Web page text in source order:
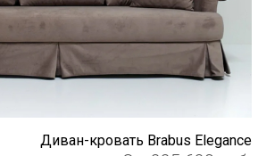
Диван-кровать Brabus Elegance